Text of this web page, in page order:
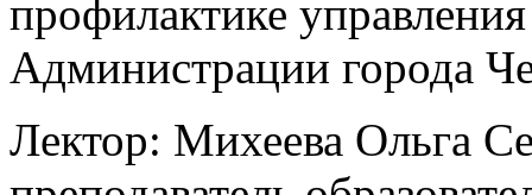
профилактике
Администрации города
Лектор: Михеева Ольга